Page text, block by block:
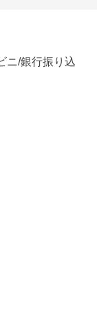
ニ/銀行振り込